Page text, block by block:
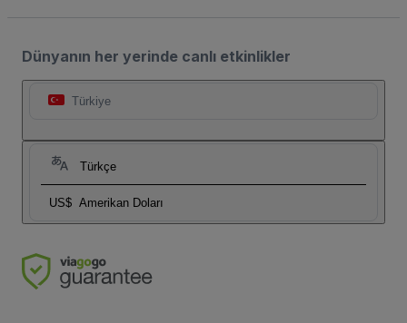
Dünyanın her yerinde canlı etkinlikler
Türkiye
Türkçe
US$ Amerikan Doları